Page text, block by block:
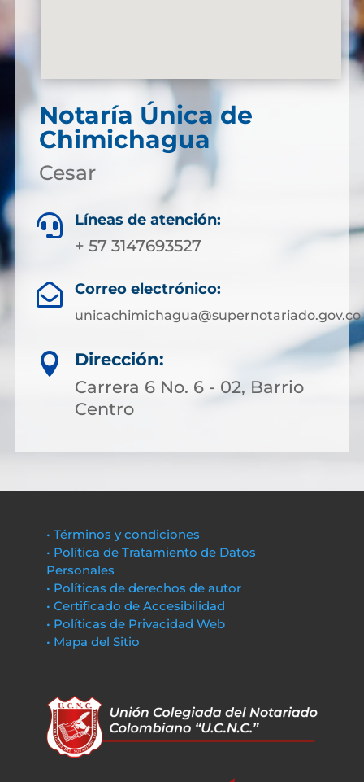
Notaría Única de
Chimichagua
Cesar
 Líneas de atención:
+ 57 3147693527
 Correo electrónico:
unicachimichagua@supernotariado.gov.co

Dirección:
Carrera 6 No. 6 - 02, Barrio
Centro
• Términos y condiciones
• Política de Tratamiento de Datos
Personales
• Políticas de derechos de autor
• Certificado de Accesibilidad
• Políticas de Privacidad Web
• Mapa del Sitio